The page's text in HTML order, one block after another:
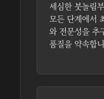
세심한 붓놀림
모든 단계에서
와 전문성을 추
품질을 약속합